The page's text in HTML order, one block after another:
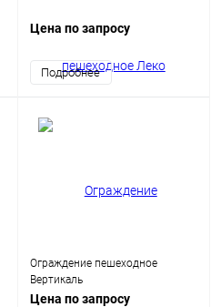
Цена по запросу
Подробнее
Ограждение пешеходное
Вертикаль
Цена по запросу